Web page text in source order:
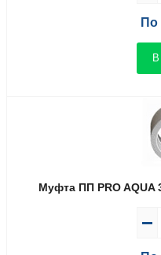
По
В
Муфта ПП PRO AQUA